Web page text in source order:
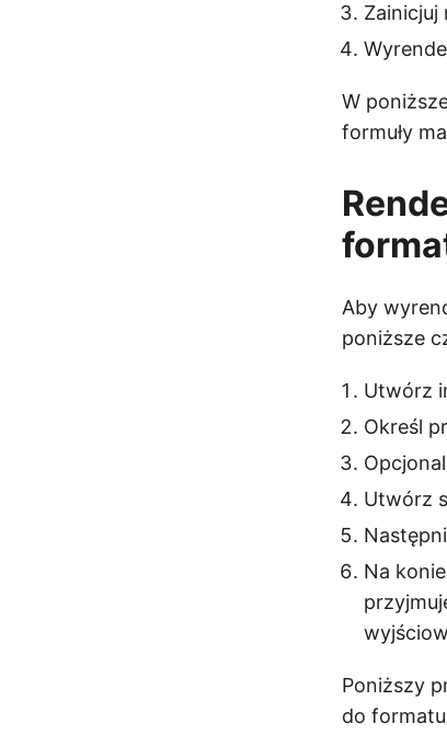
Zainicjuj
W
formuły
Aby
poniższe
Utwórz
Określ
Utwórz
Na
Poniższy
do formatu